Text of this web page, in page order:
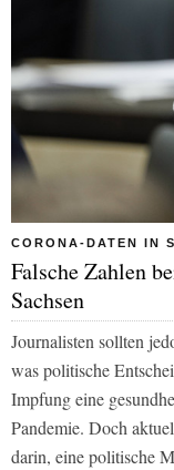
CORONA-DATEN IN
Falsche Zahlen
Sachsen
Journalisten sollten
was politische
Impfung eine
Pandemie. Doch
darin, eine politische